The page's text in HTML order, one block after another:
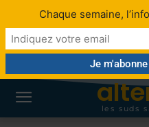
les suds
Chaque semaine,